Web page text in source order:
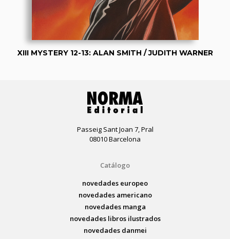
XIII MYSTERY 12-13: ALAN SMITH / JUDITH WARNER
Passeig Sant Joan 7, Pral
08010 Barcelona
Catálogo
novedades europeo
novedades americano
novedades manga
novedades libros ilustrados
novedades danmei